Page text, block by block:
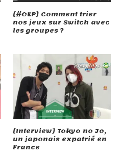
[#OEP] Comment trier
nos jeux sur Switch avec
les groupes ?
[Interview] Tokyo no Jo,
un japonais expatrié en
France